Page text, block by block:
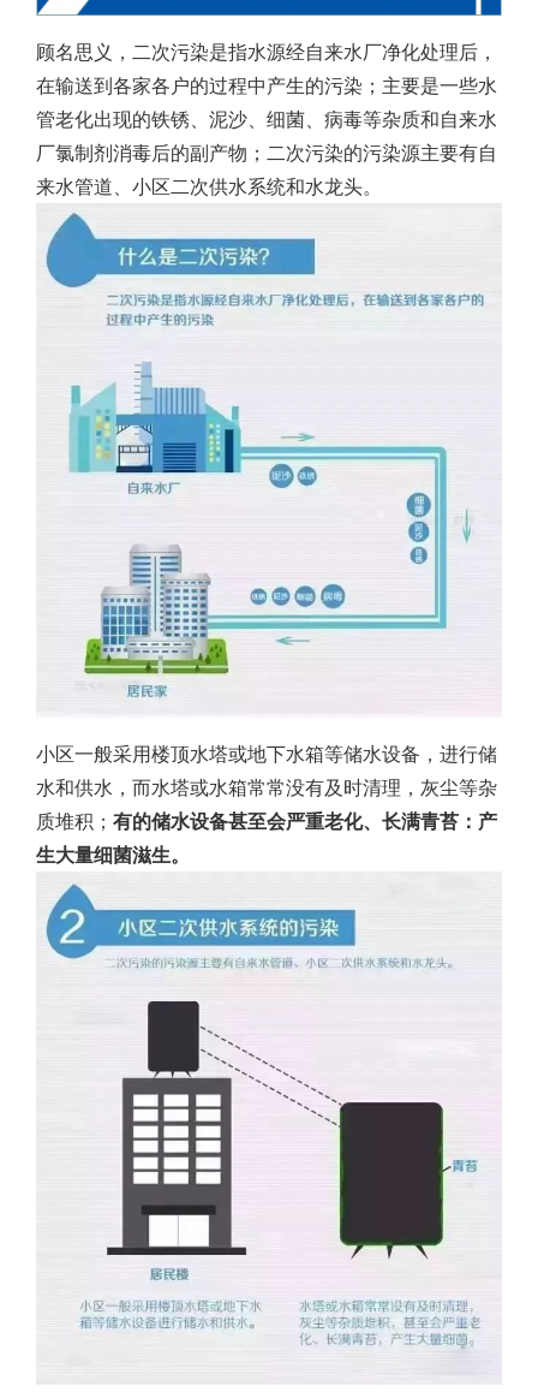
顾名思义，二次污染是指水源经自来水厂净化处理后，
在输送到各家各户的过程中产生的污染；主要是一些水
管老化出现的铁锈、泥沙、细菌、病毒等杂质和自来水
厂氯制剂消毒后的副产物；二次污染的污染源主要有自
来水管道、小区二次供水系统和水龙头。
小区一般采用楼顶水塔或地下水箱等储水设备，进行储
水和供水，而水塔或水箱常常没有及时清理，灰尘等杂
质堆积； 有的储水设备甚至会严重老化、长满青苔：产
生大量细菌滋生。